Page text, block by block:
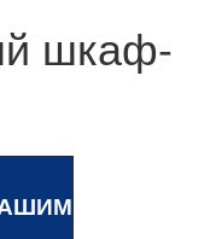
шкаф-